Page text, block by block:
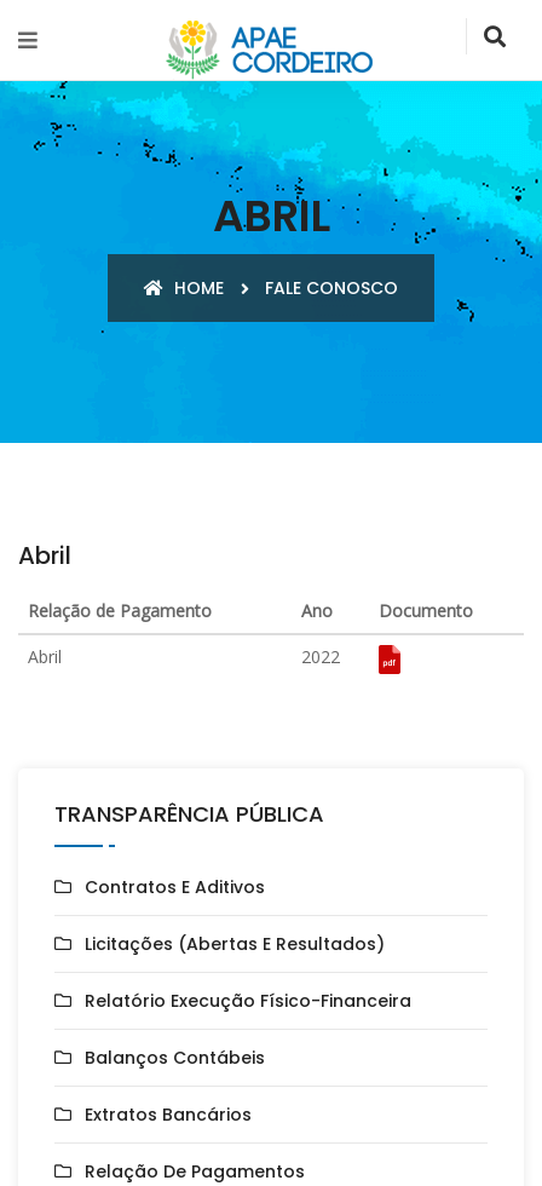
ABRIL
HOME FALE CONOSCO
Abril
Relação de Pagamento Ano
Documento
Abril
2022
TRANSPARÊNCIA PÚBLICA
Contratos E Aditivos
Licitações (Abertas E Resultados)
Relatório Execução Físico-Financeira
Balanços Contábeis
Extratos Bancários
Relação De Pagamentos